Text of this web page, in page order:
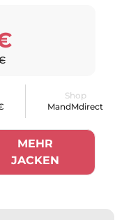
Shop
MandMdirect
MEHR
JACKEN